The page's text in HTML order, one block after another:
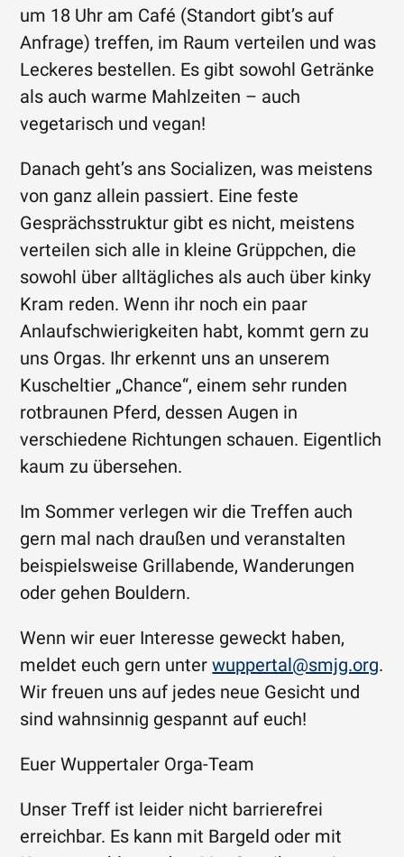
um 18 Uhr am Café (Standort gibt’s auf
Anfrage) treffen, im Raum verteilen und was
Leckeres bestellen. Es gibt sowohl Getränke
als auch warme Mahlzeiten – auch
vegetarisch und vegan!
Danach geht’s ans Socializen, was meistens
von ganz allein passiert. Eine feste
Gesprächsstruktur gibt es nicht, meistens
verteilen sich alle in kleine Grüppchen, die
sowohl über alltägliches als auch über kinky
Kram reden. Wenn ihr noch ein paar
Anlaufschwierigkeiten habt, kommt gern zu
uns Orgas. Ihr erkennt uns an unserem
Kuscheltier „Chance“, einem sehr runden
rotbraunen Pferd, dessen Augen in
verschiedene Richtungen schauen. Eigentlich
kaum zu übersehen.
Im Sommer verlegen wir die Treffen auch
gern mal nach draußen und veranstalten
beispielsweise Grillabende, Wanderungen
oder gehen Bouldern.
Wenn wir euer Interesse geweckt haben,
meldet euch gern unterwuppertal@smjg.org.
Wir freuen uns auf jedes neue Gesicht und
sind wahnsinnig gespannt auf euch!
Euer Wuppertaler Orga-Team
Unser Treff ist leider nicht barrierefrei
erreichbar. Es kann mit Bargeld oder mit